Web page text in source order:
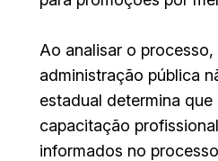
Ao analisar o
administração pública
estadual determina
capacitação
informados no